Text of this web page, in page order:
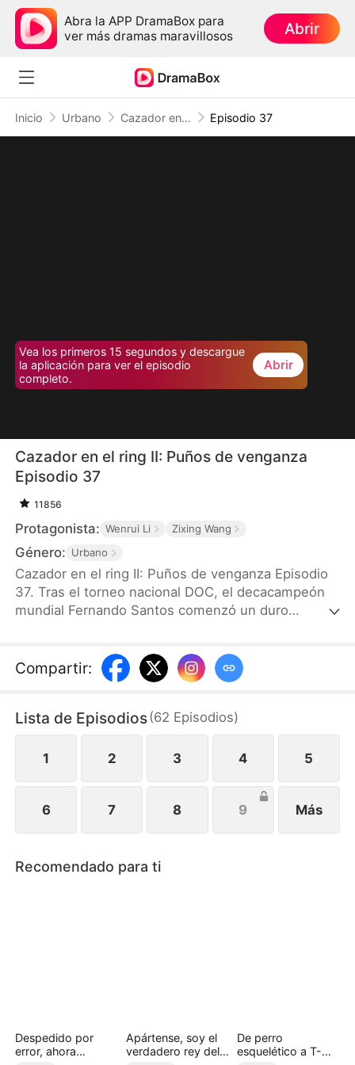
Abra la APP DramaBox para
ver más dramas maravillosos
Abrir
Inicio Urbano Cazador en el ring II: Puños de venganza Episodio 37
Vea los primeros 15 segundos y descargue
la aplicación para ver el episodio
completo.
Abrir
Cazador en el ring II: Puños de venganza
Episodio 37
11856
Protagonista: Wenrui Li Zixing Wang
Género: Urbano
Cazador en el ring II: Puños de venganza Episodio
37. Tras el torneo nacional DOC, el decacampeón
mundial Fernando Santos comenzó un duro
vengarse de él y de Yoli López, enviando al
cazarrecompensas Vicente para eliminarlos. Para
de su padre ocultaba secretos. Fernando reabrió la
investigación, descubrió al jefe oculto y se vengó.
Compartir:
Lista de Episodios(62 Episodios)
1 2 3 4 5
6 7 8 9 Más
Recomendado para ti
Despedido por
error, ahora
Apártense, soy el
verdadero rey del
De perro
esquelético a T-